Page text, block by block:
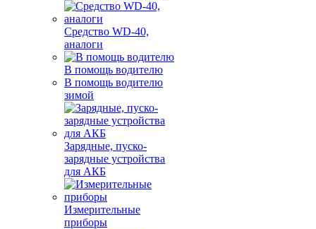
Средство WD-40,
аналоги
В помощь водителю
В помощь водителю
зимой
Зарядные, пуско-
зарядные устройства
для АКБ
Измерительные
приборы